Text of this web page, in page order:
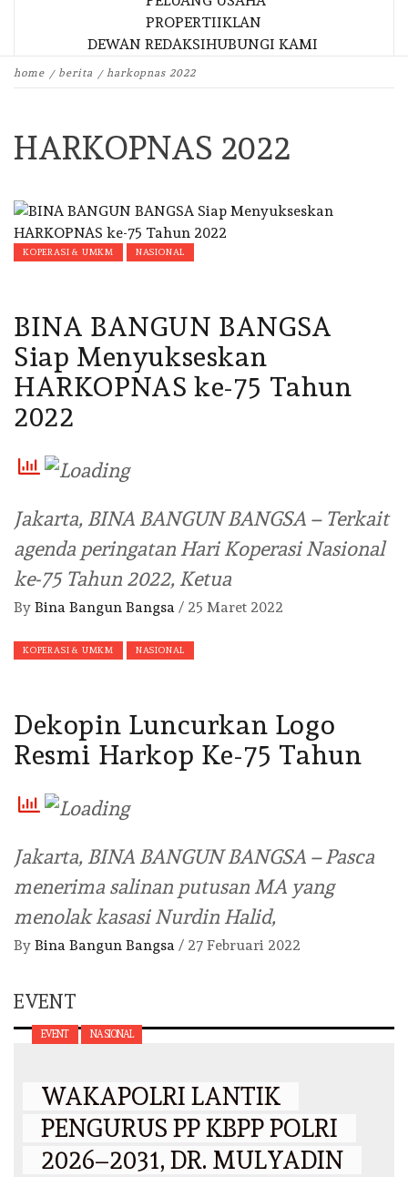
PROPERTIIKLAN
DEWAN REDAKSIHUBUNGI KAMI
home berita harkopnas 2022
HARKOPNAS 2022
KOPERASI & UMKM NASIONAL
BINA BANGUN BANGSA
Siap Menyukseskan
HARKOPNAS ke-75 Tahun
2022
Jakarta, BINA BANGUN BANGSA – Terkait
agenda peringatan Hari Koperasi Nasional
ke-75 Tahun 2022, Ketua
By Bina Bangun Bangsa / 25 Maret 2022
KOPERASI & UMKM NASIONAL
Dekopin Luncurkan Logo
Resmi Harkop Ke-75 Tahun
Jakarta, BINA BANGUN BANGSA – Pasca
menerima salinan putusan MA yang
menolak kasasi Nurdin Halid,
By Bina Bangun Bangsa / 27 Februari 2022
EVENT
EVENT NASIONAL
WAKAPOLRI LANTIK
PENGURUS PP KBPP POLRI
2026–2031, DR. MULYADIN